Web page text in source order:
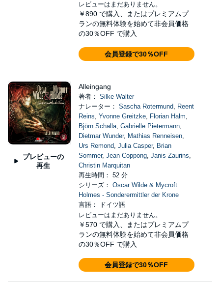
レビューはまだありません。
￥890 で購入、またはプレミアムプ
ランの無料体験を始めて非会員価格
の30％OFF で購入
会員登録で30％OFF
プレビューの
再生
Alleingang
著者： Silke Walter
ナレーター： Sascha Rotermund, Reent
Reins, Yvonne Greitzke, Florian Halm,
Björn Schalla, Gabrielle Pietermann,
Dietmar Wunder, Mathias Renneisen,
Urs Remond, Julia Casper, Brian
Sommer, Jean Coppong, Janis Zaurins,
Christin Marquitan
再生時間： 52 分
シリーズ： Oscar Wilde & Mycroft
Holmes - Sonderermittler der Krone
言語： ドイツ語
レビューはまだありません。
￥570 で購入、またはプレミアムプ
ランの無料体験を始めて非会員価格
の30％OFF で購入
会員登録で30％OFF